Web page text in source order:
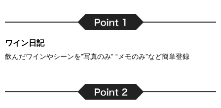
ワイン日記
飲んだワインやシーンを”写真のみ” “メモのみ”など簡単登録